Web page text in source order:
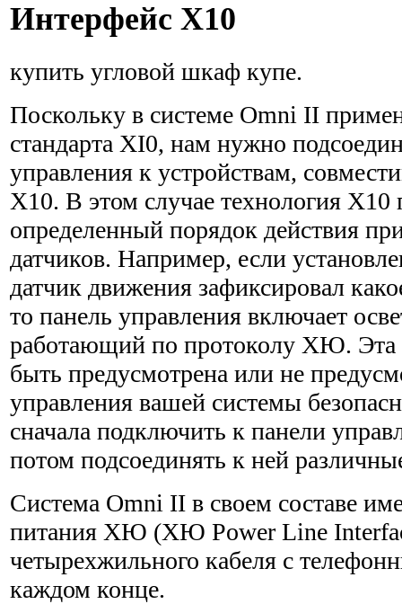
Интерфейс Х10
купить угловой шкаф купе.
Поскольку в системе Omni II
стандарта XI0, нам нужно
управления к устройствам,
Х10. В этом случае технология Х10
определенный порядок действия
датчиков. Например, если
датчик движения зафиксировал
то панель управления включает
работающий по протоколу ХЮ. Эта
быть предусмотрена или не
управления вашей системы
сначала подключить к панели
потом подсоединять к ней
Система Omni II в своем составе
питания ХЮ (ХЮ Power Line
четырехжильного кабеля с
каждом конце.